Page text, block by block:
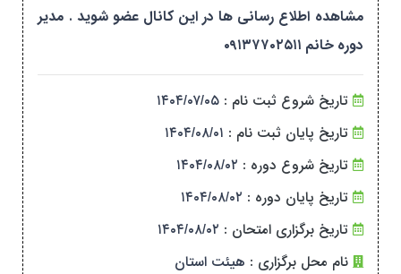
مشاهده اطلاع رسانی ها در این کانال عضو شوید . مدیر
دوره خانم ۰۹۱۳۷۷۰۲۵۱۱
تاریخ شروع ثبت نام : ۱۴۰۴/۰۷/۰۵
تاریخ پایان ثبت نام : ۱۴۰۴/۰۸/۰۱
تاریخ شروع دوره : ۱۴۰۴/۰۸/۰۲
تاریخ پایان دوره : ۱۴۰۴/۰۸/۰۲
تاریخ برگزاری امتحان : ۱۴۰۴/۰۸/۰۲
نام محل برگزاری : هیئت استان